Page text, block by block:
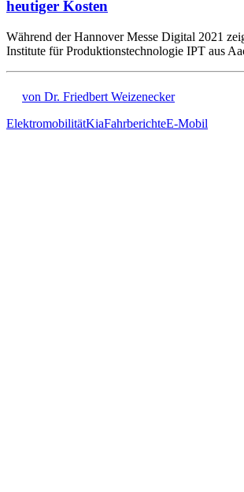
heutiger Kosten
Während der Hannover Messe Digital 2021
Institute für Produktionstechnologie IPT aus
von Dr. Friedbert Weizenecker
ElektromobilitätKiaFahrberichteE-Mobil